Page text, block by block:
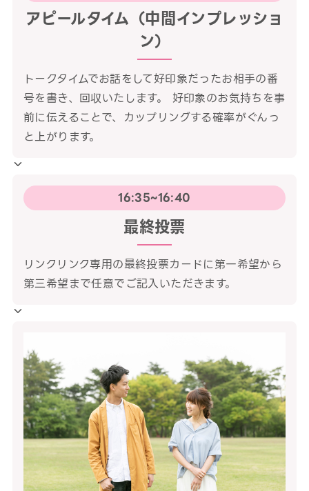
アピールタイム（中間インプレッショ
ン）
トークタイムでお話をして好印象だったお相手の番
号を書き、回収いたします。 好印象のお気持ちを事
前に伝えることで、カップリングする確率がぐんっ
と上がります。
16:35~16:40
最終投票
リンクリンク専用の最終投票カードに第一希望から
第三希望まで任意でご記入いただきます。